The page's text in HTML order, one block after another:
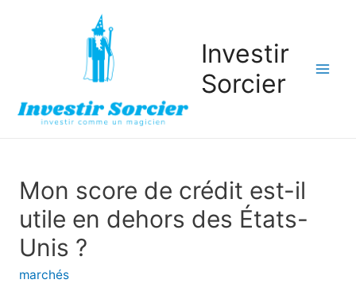
Investir
Sorcier
Mon score de crédit est-il
utile en dehors des États-
Unis ?
marchés